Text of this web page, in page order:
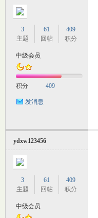
3
主题
61
回帖
409
积分
中级会员
积分 409
发消息
ydxw123456
3
主题
61
回帖
409
积分
中级会员